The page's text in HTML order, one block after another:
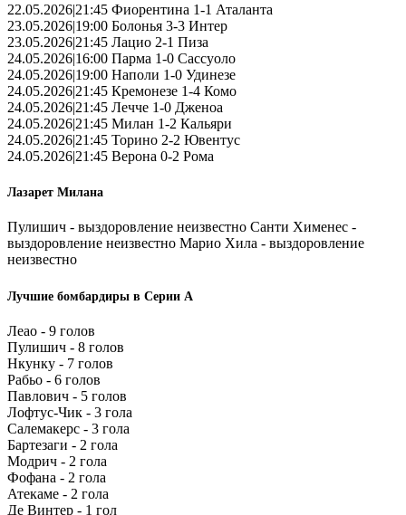
22.05.2026|21:45 Фиорентина 1-1 Аталанта
23.05.2026|19:00 Болонья 3-3 Интер
23.05.2026|21:45 Лацио 2-1 Пиза
24.05.2026|16:00 Парма 1-0 Сассуоло
24.05.2026|19:00 Наполи 1-0 Удинезе
24.05.2026|21:45 Кремонезе 1-4 Комо
24.05.2026|21:45 Лечче 1-0 Дженоа
24.05.2026|21:45 Милан 1-2 Кальяри
24.05.2026|21:45 Торино 2-2 Ювентус
24.05.2026|21:45 Верона 0-2 Рома
Лазарет Милана
Пулишич - выздоровление неизвестно Санти Хименес -
выздоровление неизвестно Марио Хила - выздоровление
неизвестно
Лучшие бомбардиры в Серии А
Леао - 9 голов
Пулишич - 8 голов
Нкунку - 7 голов
Рабьо - 6 голов
Павлович - 5 голов
Лофтус-Чик - 3 гола
Салемакерс - 3 гола
Бартезаги - 2 гола
Модрич - 2 гола
Фофана - 2 гола
Атекаме - 2 гола
Де Винтер - 1 гол